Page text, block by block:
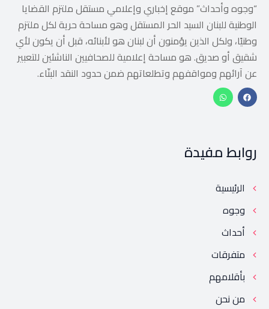
“وجوه وأحداث” موقع إخباري وإعلامي مستقل ملتزم القضايا
الوطنية للبنان السيد الحر المستقل وهو مساحة حرية لكل ملتزم
وطنيًا، ولكل الذين يؤمنون أن لبنان هو لأبنائه، قبل أن يكون لأي
شقيق أو صديق. هو مساحة إعلامية للصحافيين الناشئين للتعبير
عن آرائهم ومواقفهم وتطلعاتهم ضمن حدود النقد البنّاء.
روابط مفيدة
الرئيسية
وجوه
أحداث
متفرقات
بأقلامهم
من نحن